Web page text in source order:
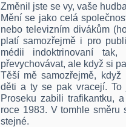
Změnil jste se vy, vaše
Mění se jako celá
nebo televizním divákům
platí samozřejmě i pro
médii indoktrinovaní
převychovávat, ale když si
Těší mě samozřejmě,
děti a ty se pak vracejí.
Proseku zabili trafikantku,
roce 1983. V tomhle
stejné.